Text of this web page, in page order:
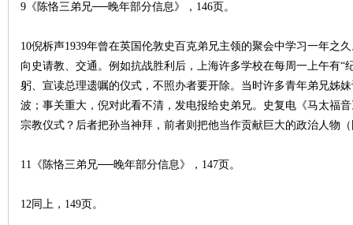
9《陈恪三弟兄──晚年部分信息》，146页。
10倪柝声1939年曾在英国伦敦史百克弟兄主领的聚会中学习一年之
向史请教、交通。例如抗战胜利后，上海许多学校在每周一上午有“
躬、宣读总理遗嘱的仪式，不照办者要开除。当时许多青年弟兄姊
波；事关重大，倪对此看不清，发电报给史弟兄。史复电《马太福
宗教仪式？后者把孙当神拜，前者则把他当作贡献巨大的政治人物
11《陈恪三弟兄──晚年部分信息》，147页。
12同上，149页。